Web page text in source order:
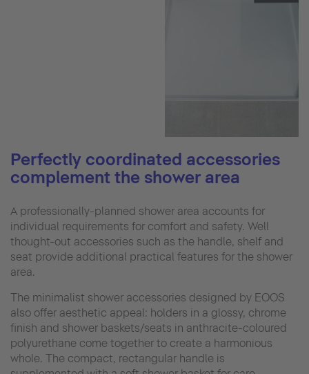
Perfectly coordinated accessories
complement the shower area
A professionally-planned shower area accounts for
individual requirements for comfort and safety. Well
thought-out accessories such as the handle, shelf and
seat provide additional practical features for the shower
area.
The minimalist shower accessories designed by EOOS
also offer aesthetic appeal: holders in a glossy, chrome
finish and shower baskets/seats in anthracite-coloured
polyurethane come together to create a harmonious
whole. The compact, rectangular handle is